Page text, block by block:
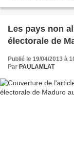
Les pays non
électorale de
Publié le 19/04/2013 à
Par PAULAMLAT